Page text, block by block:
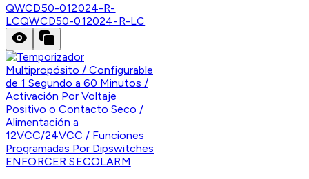
QWCD50-012024-R-
LCQWCD50-012024-R-LC
ENFORCER SECOLARM